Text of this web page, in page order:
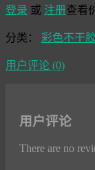
登录 或 注册查看
分类： 彩色不干胶
用户评论 (0)
用户评论
There are no